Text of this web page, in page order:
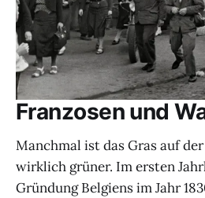
Franzosen und
Manchmal ist das Gras auf
wirklich grüner. Im ersten
Gründung Belgiens im Jahr